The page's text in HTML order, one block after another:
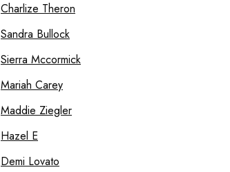
Charlize Theron
Sandra Bullock
Sierra Mccormick
Mariah Carey
Maddie Ziegler
Hazel E
Demi Lovato